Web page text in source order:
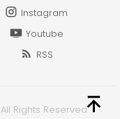
Instagram
Youtube
RSS
All Rights Reserved